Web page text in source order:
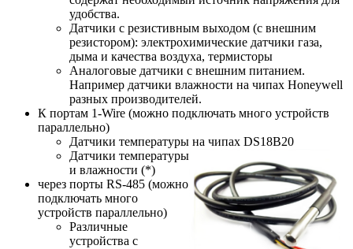
удобства.
Датчики с резистивным выходом (с внешним
резистором): электрохимические датчики газа,
дыма и качества воздуха, термисторы
Аналоговые датчики с внешним питанием.
Например датчики влажности на чипах Honeywell
разных производителей.
К портам 1-Wire (можно подключать много устройств
параллельно)
Датчики температуры на чипах DS18B20
Датчики температуры
и влажности (*)
через порты RS-485 (можно
подключать много
устройств параллельно)
Различные
устройства с